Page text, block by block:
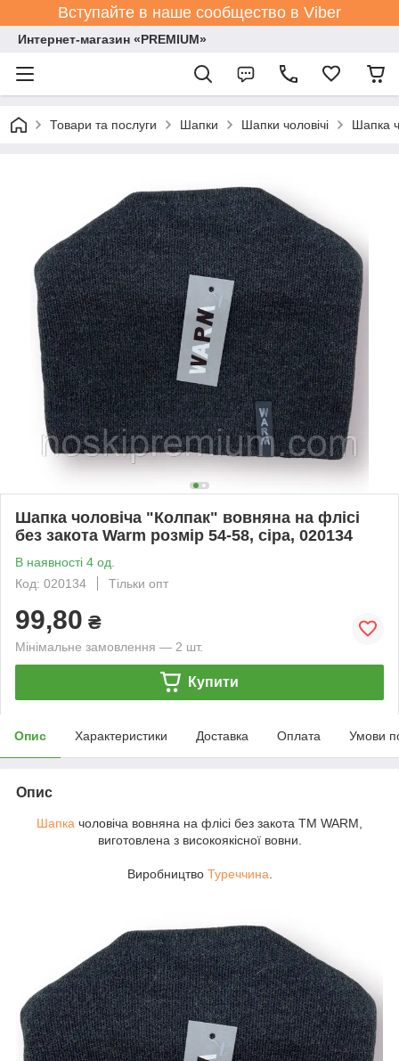
Вступайте в наше сообщество в Viber
Интернет-магазин «PREMIUM»
Товари та послуги Шапки Шапки чоловічі Шапка
Шапка чоловіча "Колпак" вовняна на флісі
без закота Warm розмір 54-58, сіра, 020134
В наявності 4 од.
Код: 020134
Тільки опт
99,80 ₴
Мінімальне замовлення — 2 шт.
Купити
Опис Характеристики Доставка Оплата Умови
Опис
Шапка чоловіча вовняна на флісі без закота ТМ WARM,
виготовлена з високоякісної вовни.
Виробництво Туреччина